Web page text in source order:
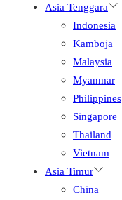
Asia Tenggara
Indonesia
Kamboja
Malaysia
Myanmar
Philippines
Singapore
Thailand
Vietnam
Asia Timur
China